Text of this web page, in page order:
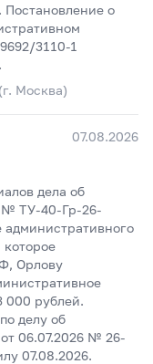
о
3110-1
Москва)
07.08.2026
дела об
№ ТУ-40-Гр-26-
административного
которое
Орлову
000 рублей.
делу об
06.07.2026 № 26-
07.08.2026.